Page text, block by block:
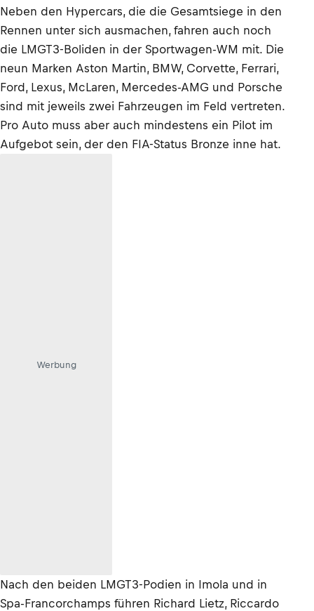
Neben den Hypercars, die die Gesamtsiege in den
Rennen unter sich ausmachen, fahren auch noch
die LMGT3-Boliden in der Sportwagen-WM mit. Die
neun Marken Aston Martin, BMW, Corvette, Ferrari,
Ford, Lexus, McLaren, Mercedes-AMG und Porsche
sind mit jeweils zwei Fahrzeugen im Feld vertreten.
Pro Auto muss aber auch mindestens ein Pilot im
Aufgebot sein, der den FIA-Status Bronze inne hat.
Werbung
Nach den beiden LMGT3-Podien in Imola und in
Spa-Francorchamps führen Richard Lietz, Riccardo